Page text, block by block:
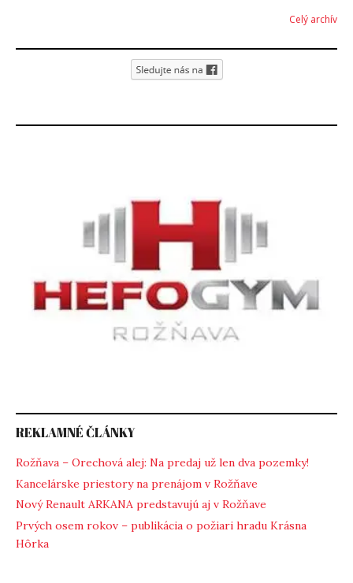
Celý archív
REKLAMNÉ ČLÁNKY
Rožňava – Orechová alej: Na predaj už len dva pozemky!
Kancelárske priestory na prenájom v Rožňave
Nový Renault ARKANA predstavujú aj v Rožňave
Prvých osem rokov – publikácia o požiari hradu Krásna
Hôrka